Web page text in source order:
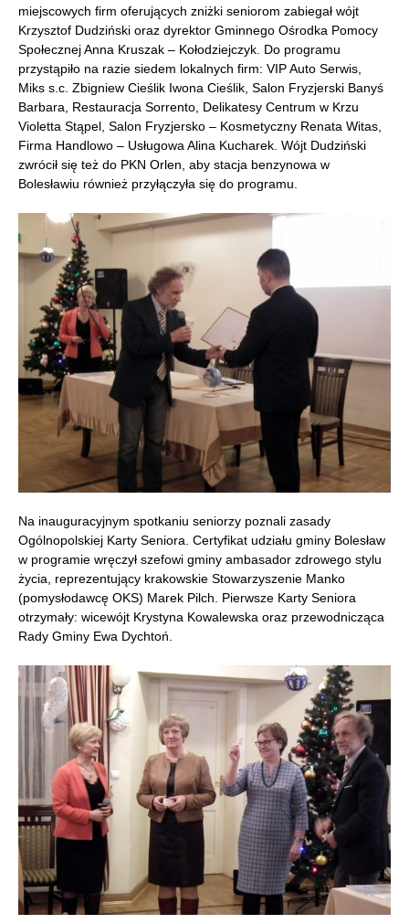
miejscowych firm oferujących zniżki seniorom zabiegał wójt
Krzysztof Dudziński oraz dyrektor Gminnego Ośrodka Pomocy
Społecznej Anna Kruszak – Kołodziejczyk. Do programu
przystąpiło na razie siedem lokalnych firm: VIP Auto Serwis,
Miks s.c. Zbigniew Cieślik Iwona Cieślik, Salon Fryzjerski Banyś
Barbara, Restauracja Sorrento, Delikatesy Centrum w Krzu
Violetta Stąpel, Salon Fryzjersko – Kosmetyczny Renata Witas,
Firma Handlowo – Usługowa Alina Kucharek. Wójt Dudziński
zwrócił się też do PKN Orlen, aby stacja benzynowa w
Bolesławiu również przyłączyła się do programu.
Na inauguracyjnym spotkaniu seniorzy poznali zasady
Ogólnopolskiej Karty Seniora. Certyfikat udziału gminy Bolesław
w programie wręczył szefowi gminy ambasador zdrowego stylu
życia, reprezentujący krakowskie Stowarzyszenie Manko
(pomysłodawcę OKS) Marek Pilch. Pierwsze Karty Seniora
otrzymały: wicewójt Krystyna Kowalewska oraz przewodnicząca
Rady Gminy Ewa Dychtoń.